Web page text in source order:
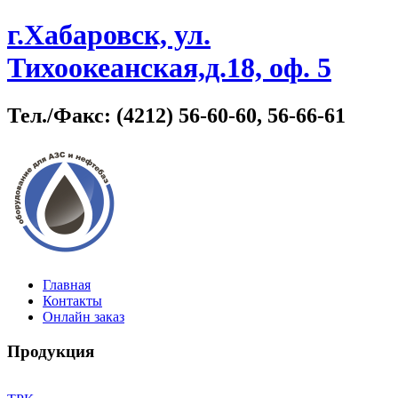
г.Хабаровск, ул.
Тихоокеанская,д.18, оф. 5
Тел./Факс: (4212) 56-60-60, 56-66-61
Главная
Контакты
Онлайн заказ
Продукция